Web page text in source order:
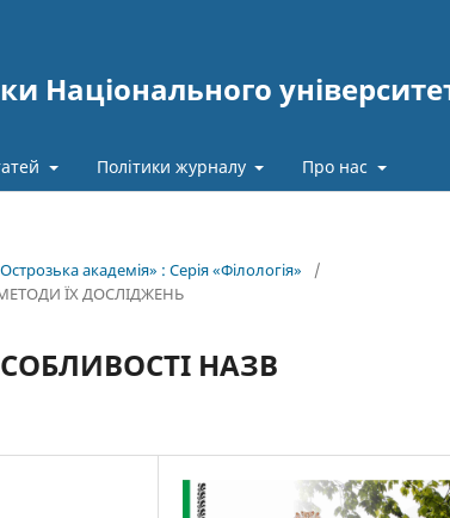
Національного
Політики журналу Про нас
академія» : Серія «Філологія»
/
ЇХ ДОСЛІДЖЕНЬ
НАЗВ